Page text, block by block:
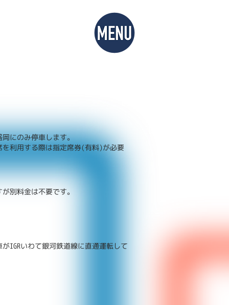
にのみ停車します。
利用する際は指定席券(有料)が必要
別料金は不要です。
IGRいわて銀河鉄道線に直通運転して